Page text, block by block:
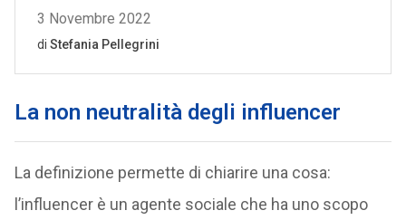
La non neutralità degli influencer
La definizione permette di chiarire una cosa:
l’influencer è un agente sociale che ha uno scopo